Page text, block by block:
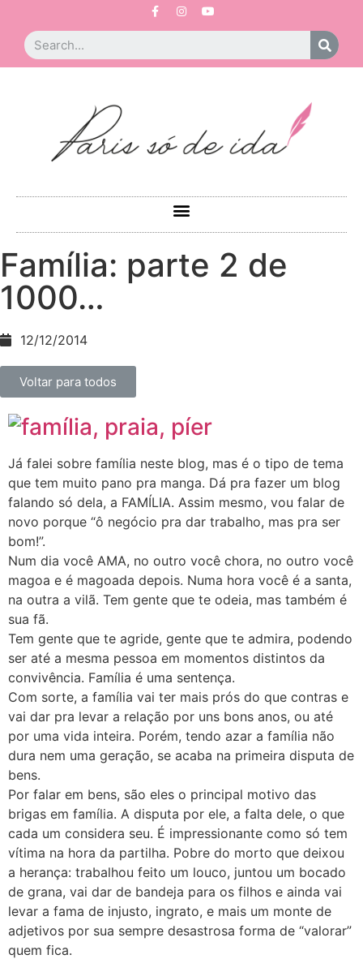
Família: parte 2 de
1000…
12/12/2014
Voltar para todos
Já falei sobre família neste blog, mas é o tipo de tema
que tem muito pano pra manga. Dá pra fazer um blog
falando só dela, a FAMÍLIA. Assim mesmo, vou falar de
novo porque “ô negócio pra dar trabalho, mas pra ser
bom!”.
Num dia você AMA, no outro você chora, no outro você
magoa e é magoada depois. Numa hora você é a santa,
na outra a vilã. Tem gente que te odeia, mas também é
sua fã.
Tem gente que te agride, gente que te admira, podendo
ser até a mesma pessoa em momentos distintos da
convivência. Família é uma sentença.
Com sorte, a família vai ter mais prós do que contras e
vai dar pra levar a relação por uns bons anos, ou até
por uma vida inteira. Porém, tendo azar a família não
dura nem uma geração, se acaba na primeira disputa de
bens.
Por falar em bens, são eles o principal motivo das
brigas em família. A disputa por ele, a falta dele, o que
cada um considera seu. É impressionante como só tem
vítima na hora da partilha. Pobre do morto que deixou
a herança: trabalhou feito um louco, juntou um bocado
de grana, vai dar de bandeja para os filhos e ainda vai
levar a fama de injusto, ingrato, e mais um monte de
adjetivos por sua sempre desastrosa forma de “valorar”
quem fica.